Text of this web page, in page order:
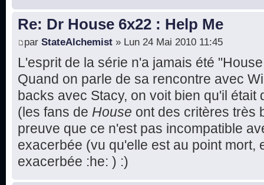
Re: Dr House 6x22 : Help Me
par StateAlchemist » Lun 24 Mai 2010 11:45
L'esprit de la série n'a jamais été
Quand on parle de sa rencontre avec
backs avec Stacy, on voit bien qu'il était
(les fans de House ont des critères très
preuve que ce n'est pas incompatible
exacerbée (vu qu'elle est au point mort,
exacerbée :he: ) :)